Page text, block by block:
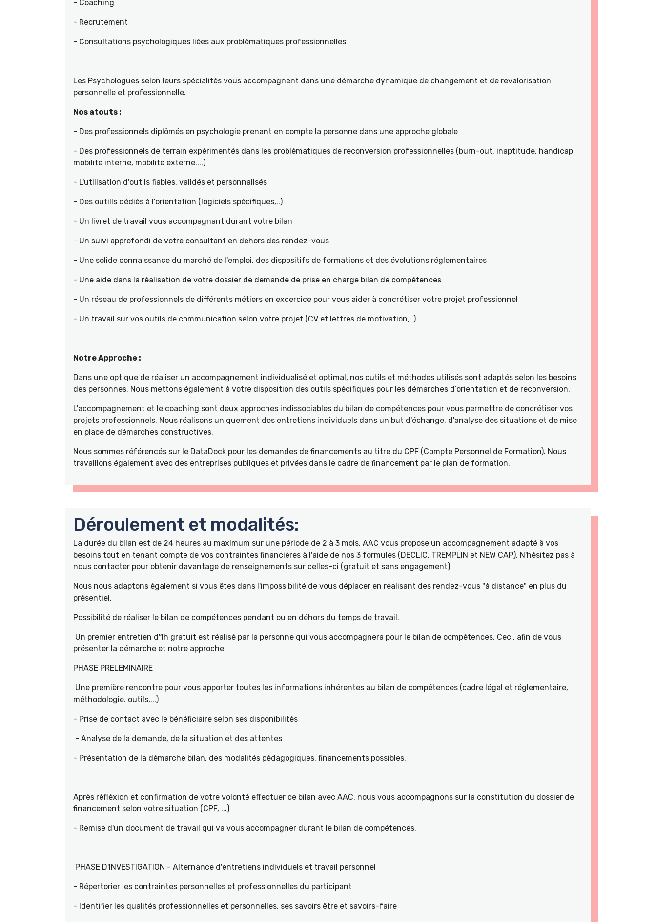
- Coaching
- Recrutement
- Consultations psychologiques liées aux problématiques professionnelles
Les Psychologues selon leurs spécialités vous accompagnent dans une démarche dynamique de changement et de revalorisation
personnelle et professionnelle.
Nos atouts :
- Des professionnels diplômés en psychologie prenant en compte la personne dans une approche globale
- Des professionnels de terrain expérimentés dans les problématiques de reconversion professionnelles (burn-out, inaptitude, handicap,
mobilité interne, mobilité externe....)
- L'utilisation d'outils fiables, validés et personnalisés
- Des outills dédiés à l'orientation (logiciels spécifiques,..)
- Un livret de travail vous accompagnant durant votre bilan
- Un suivi approfondi de votre consultant en dehors des rendez-vous
- Une solide connaissance du marché de l'emploi, des dispositifs de formations et des évolutions réglementaires
- Une aide dans la réalisation de votre dossier de demande de prise en charge bilan de compétences
- Un réseau de professionnels de différents métiers en excercice pour vous aider à concrétiser votre projet professionnel
- Un travail sur vos outils de communication selon votre projet (CV et lettres de motivation,..)
Notre Approche :
Dans une optique de réaliser un accompagnement individualisé et optimal, nos outils et méthodes utilisés sont adaptés selon les besoins
des personnes. Nous mettons également à votre disposition des outils spécifiques pour les démarches d’orientation et de reconversion.
L'accompagnement et le coaching sont deux approches indissociables du bilan de compétences pour vous permettre de concrétiser vos
projets professionnels. Nous réalisons uniquement des entretiens individuels dans un but d'échange, d'analyse des situations et de mise
en place de démarches constructives.
Nous sommes référencés sur le DataDock pour les demandes de financements au titre du CPF (Compte Personnel de Formation). Nous
travaillons également avec des entreprises publiques et privées dans le cadre de financement par le plan de formation.
Déroulement et modalités:
La durée du bilan est de 24 heures au maximum sur une période de 2 à 3 mois. AAC vous propose un accompagnement adapté à vos
besoins tout en tenant compte de vos contraintes financières à l'aide de nos 3 formules (DECLIC, TREMPLIN et NEW CAP). N'hésitez pas à
nous contacter pour obtenir davantage de renseignements sur celles-ci (gratuit et sans engagement).
Nous nous adaptons également si vous êtes dans l'impossibilité de vous déplacer en réalisant des rendez-vous "à distance" en plus du
présentiel.
Possibilité de réaliser le bilan de compétences pendant ou en déhors du temps de travail.
Un premier entretien d'1h gratuit est réalisé par la personne qui vous accompagnera pour le bilan de ocmpétences. Ceci, afin de vous
présenter la démarche et notre approche.
PHASE PRELEMINAIRE
Une première rencontre pour vous apporter toutes les informations inhérentes au bilan de compétences (cadre légal et réglementaire,
méthodologie, outils,...)
- Prise de contact avec le bénéficiaire selon ses disponibilités
- Analyse de la demande, de la situation et des attentes
- Présentation de la démarche bilan, des modalités pédagogiques, financements possibles.
Après réfléxion et confirmation de votre volonté effectuer ce bilan avec AAC, nous vous accompagnons sur la constitution du dossier de
financement selon votre situation (CPF, ...)
- Remise d'un document de travail qui va vous accompagner durant le bilan de compétences.
PHASE D'INVESTIGATION - Alternance d'entretiens individuels et travail personnel
- Répertorier les contraintes personnelles et professionnelles du participant
- Identifier les qualités professionnelles et personnelles, ses savoirs être et savoirs-faire